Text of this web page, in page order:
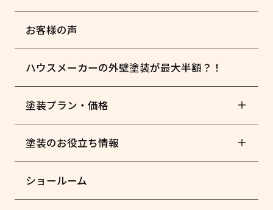
お客様の声
ハウスメーカーの外壁塗装が最大半額？！
塗装プラン・価格
塗装のお役立ち情報
ショールーム